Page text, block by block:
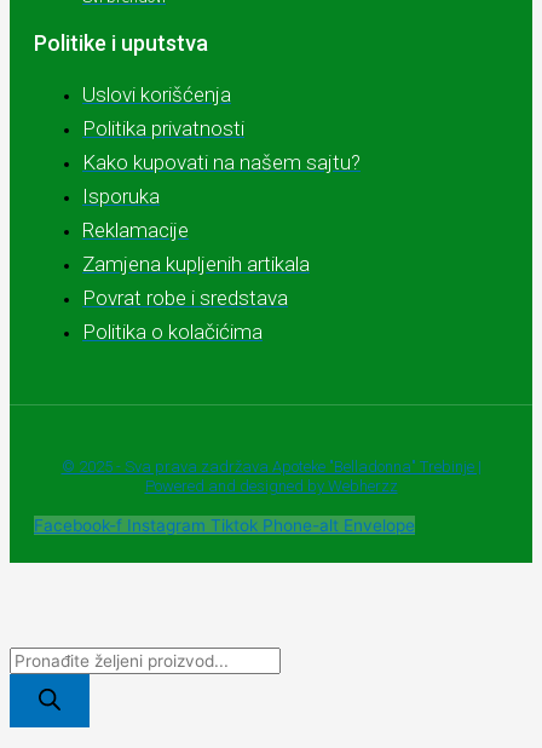
Politike i uputstva
Uslovi korišćenja
Politika privatnosti
Kako kupovati na našem sajtu?
Isporuka
Reklamacije
Zamjena kupljenih artikala
Povrat robe i sredstava
Politika o kolačićima
© 2025 - Sva prava zadržava Apoteke "Belladonna" Trebinje |
Powered and designed by Webherzz
Facebook-f Instagram Tiktok Phone-alt Envelope